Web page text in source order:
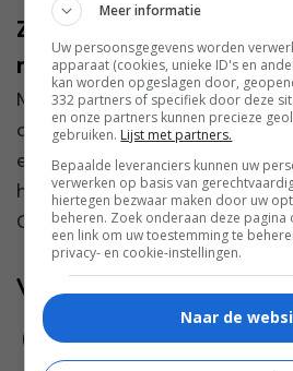
Zo voel je je beter
maand
Meestal is ‘die tijd van de
comfortabele periode.
een onrustig gevoel door je
het dagelijks leven behoorlijk
Gelukkig...
Volg jij ons al?
Meer informatie
Uw persoonsgegevens worden
apparaat (cookies, unieke ID's en
kan worden opgeslagen door,
332 partners of specifiek door deze
en onze partners kunnen precieze
gebruiken. Lijst met partners.
Bepaalde leveranciers kunnen uw
verwerken op basis van
hiertegen bezwaar maken door uw
beheren. Zoek onderaan deze pagina
een link om uw toestemming te
privacy- en cookie-instellingen.
Naar de